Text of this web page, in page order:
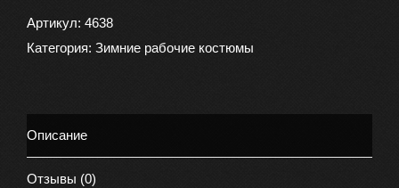
зимний
ВЬЮГА
синий
Артикул: 4638
Категория: Зимние рабочие костюмы
Описание
Отзывы (0)